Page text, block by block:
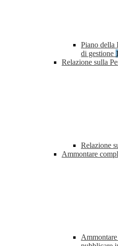
Piano della
di gestione 1
Relazione sulla
Relazione
Ammontare